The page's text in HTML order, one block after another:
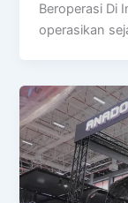
Beroperasi Di
operasikan